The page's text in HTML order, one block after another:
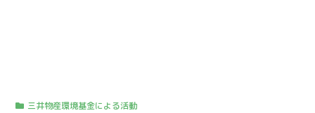
三井物産環境基金による活動